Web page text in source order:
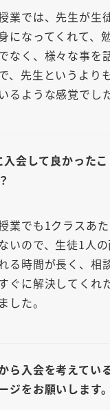
業では、先生が生
になってくれて、
なく、様々な事を
、先生というより
るような感覚でした
入会して良かった
業でも1クラスあ
いので、生徒1人
る時間が長く、相
ぐに解決してくれ
した。
ら入会を考えてい
ジをお願いします。